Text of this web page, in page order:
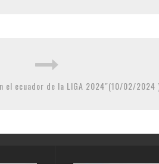
el ecuador de la LIGA 2024″(10/02/2024